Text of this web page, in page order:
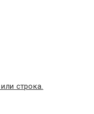
строка.